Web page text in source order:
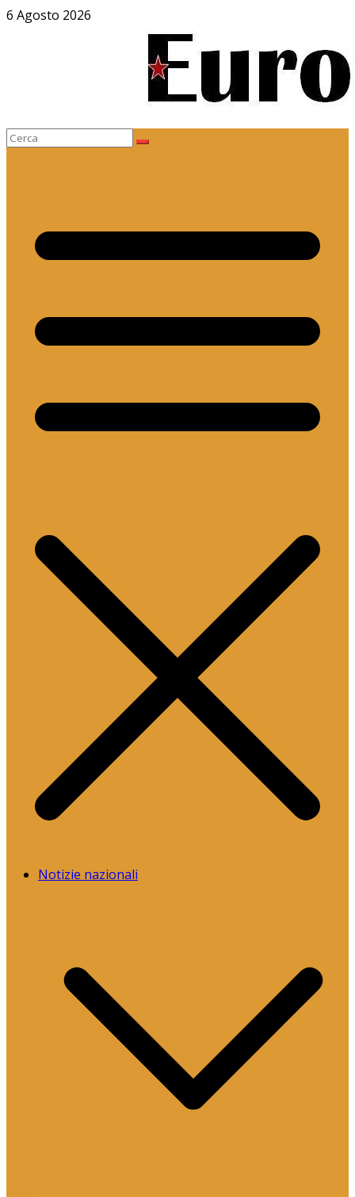
Salta
6 Agosto 2026
Notizie nazionali